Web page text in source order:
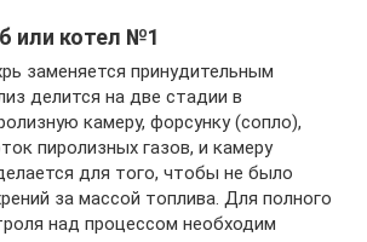
или котел №1
заменяется принудительным
делится на две стадии в
камеру, форсунку (сопло),
пиролизных газов, и камеру
для того, чтобы не было
за массой топлива. Для полного
над процессом необходим